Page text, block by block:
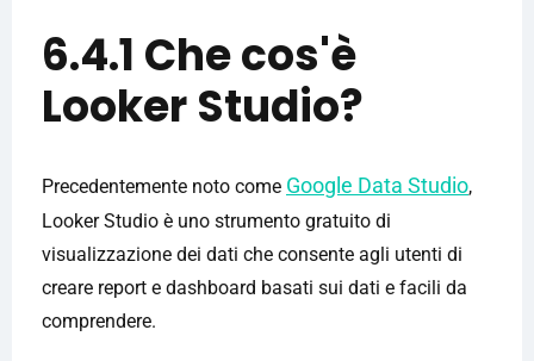
6.4.1 Che cos'è
Looker Studio?
Precedentemente noto come Google Data Studio,
Looker Studio è uno strumento gratuito di
visualizzazione dei dati che consente agli utenti di
creare report e dashboard basati sui dati e facili da
comprendere.